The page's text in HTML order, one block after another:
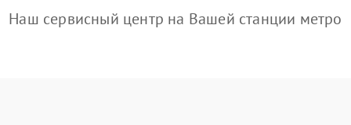
Наш сервисный центр на Вашей станции метро